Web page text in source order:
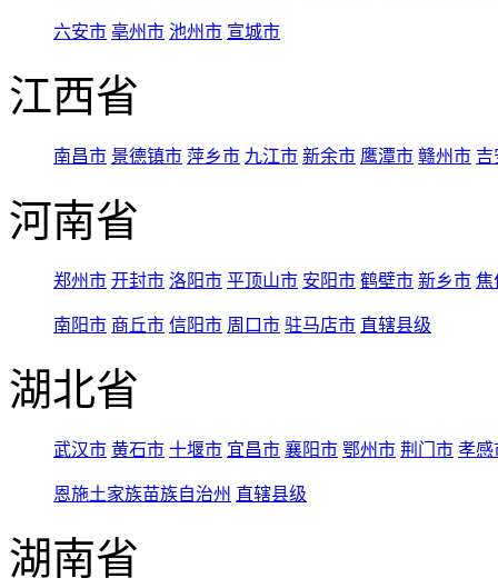
六安市 亳州市 池州市 宣城市
江西省
南昌市 景德镇市 萍乡市 九江市 新余市 鹰潭市 赣州市 吉
河南省
郑州市 开封市 洛阳市 平顶山市 安阳市 鹤壁市 新乡市 焦
南阳市 商丘市 信阳市 周口市 驻马店市 直辖县级
湖北省
武汉市 黄石市 十堰市 宜昌市 襄阳市 鄂州市 荆门市 孝感
恩施土家族苗族自治州 直辖县级
湖南省